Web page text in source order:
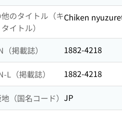
のタイトル（キ
イトル）
Chiken
（掲載誌） 1882-4218
L（掲載誌） 1882-4218
（国名コード） JP